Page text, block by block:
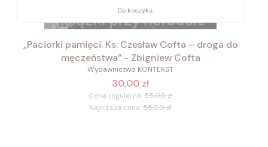
Do koszyka
„Paciorki pamięci. Ks. Czesław Cofta – droga do
męczeństwa” - Zbigniew Cofta
Wydawnictwo KONTEKST
30,00 zł
Cena regularna:55,00 zł
Najniższa cena:55,00 zł